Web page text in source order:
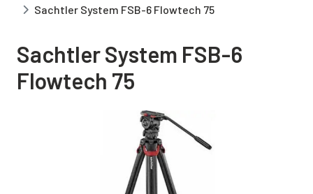
Sachtler System FSB-6 Flowtech 75
Sachtler System FSB-6
Flowtech 75